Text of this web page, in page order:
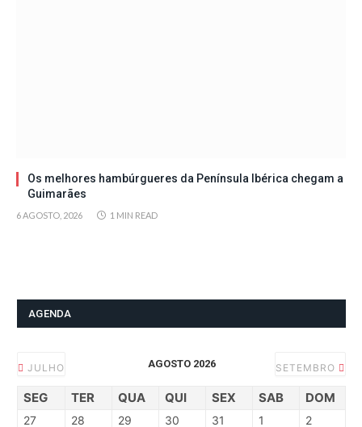
Os melhores hambúrgueres da Península Ibérica chegam a
Guimarães
6 AGOSTO, 2026 1 MIN READ
AGENDA
JULHO AGOSTO 2026 SETEMBRO
SEG TER QUA QUI SEX SAB DOM
27 28 29 30 31 1 2